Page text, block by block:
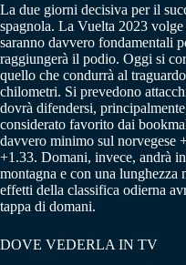
La due giorni decisiva per il
spagnola. La Vuelta 2023
saranno davvero fondamentali
raggiungerà il podio. Oggi si
quello che condurrà al
chilometri. Si prevedono
dovrà difendersi,
considerato favorito dai
davvero minimo sul norvegese
+1.33. Domani, invece, andrà
montagna e con una
effetti della classifica odierna
tappa di domani.
DOVE VEDERLA IN TV